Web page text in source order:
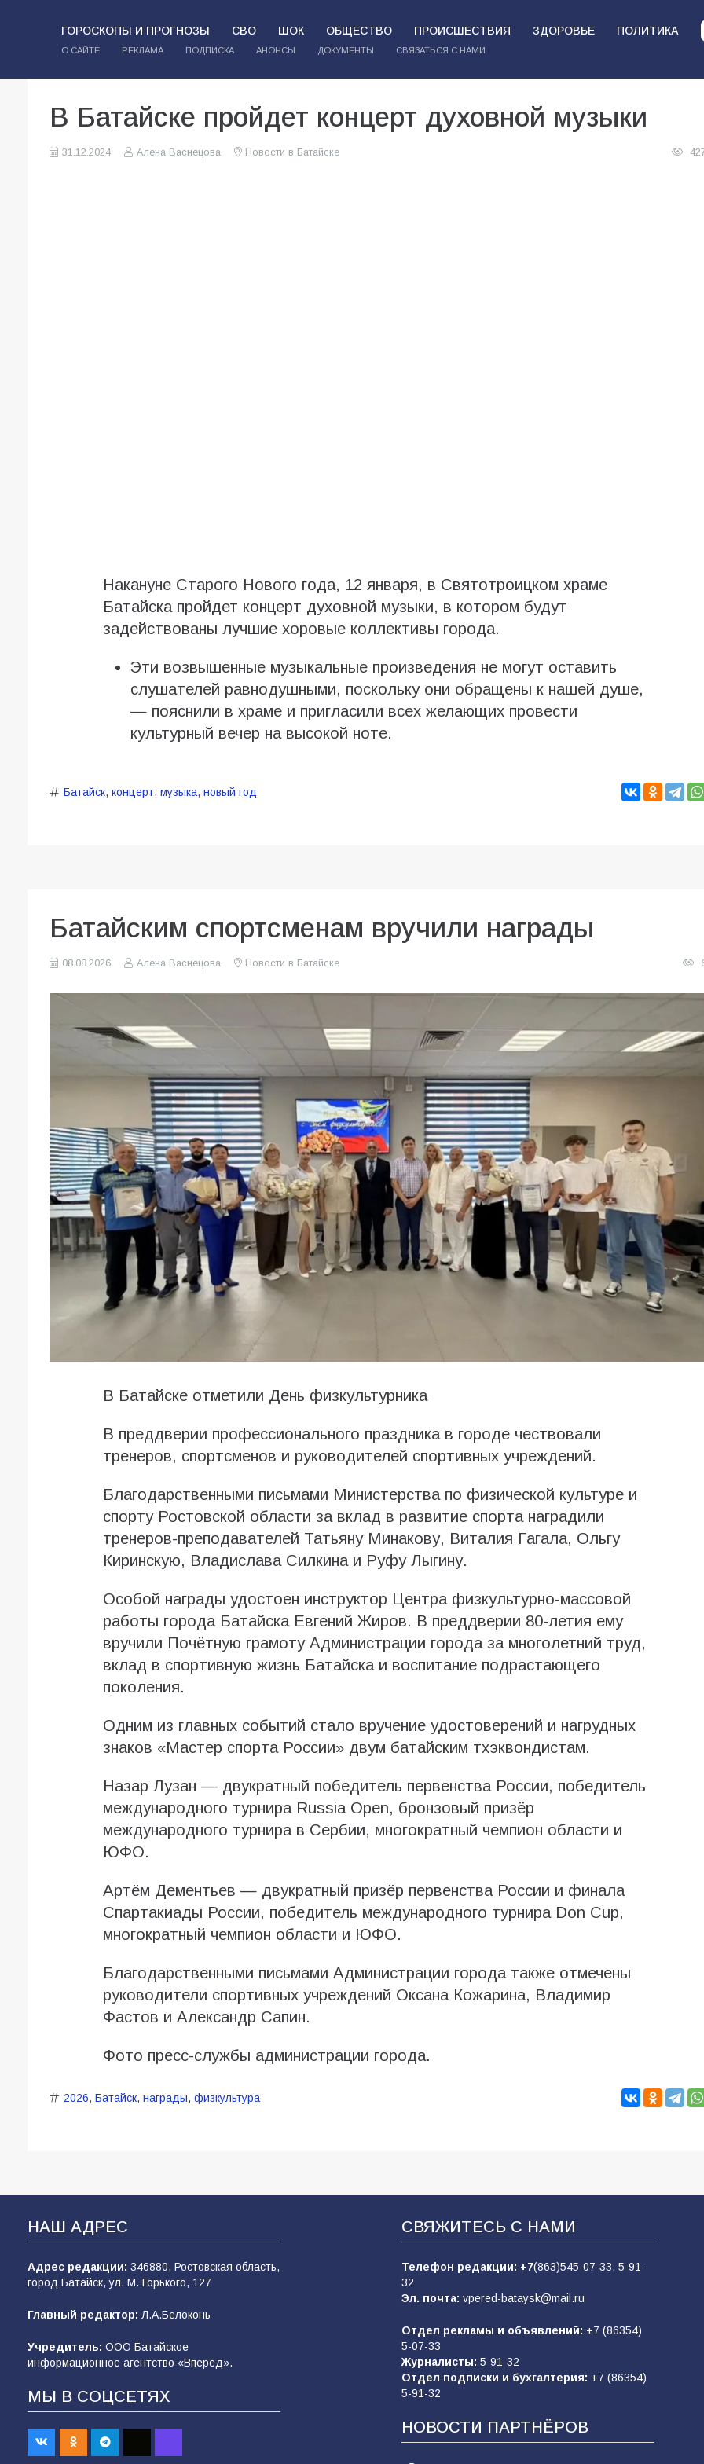
ГОРОСКОПЫ И ПРОГНОЗЫ СВО ШОК ОБЩЕСТВО ПРОИСШЕСТВИЯ ЗДОРОВЬЕ ПОЛИТИКА
О САЙТЕ РЕКЛАМА ПОДПИСКА АНОНСЫ ДОКУМЕНТЫ СВЯЗАТЬСЯ С НАМИ
В Батайске пройдет концерт духовной музыки
31.12.2024 Алена Васнецова Новости в Батайске
Накануне Старого Нового года, 12 января, в Святотроицком храме
Батайска пройдет концерт духовной музыки, в котором будут
задействованы лучшие хоровые коллективы города.
Эти возвышенные музыкальные произведения не могут оставить
слушателей равнодушными, поскольку они обращены к нашей душе,
— пояснили в храме и пригласили всех желающих провести
культурный вечер на высокой ноте.
Батайск, концерт, музыка, новый год
Батайским спортсменам вручили награды
08.08.2026 Алена Васнецова Новости в Батайске
В Батайске отметили День физкультурника
В преддверии профессионального праздника в городе чествовали
тренеров, спортсменов и руководителей спортивных учреждений.
Благодарственными письмами Министерства по физической культуре и
спорту Ростовской области за вклад в развитие спорта наградили
тренеров-преподавателей Татьяну Минакову, Виталия Гагала, Ольгу
Киринскую, Владислава Силкина и Руфу Лыгину.
Особой награды удостоен инструктор Центра физкультурно-массовой
работы города Батайска Евгений Жиров. В преддверии 80-летия ему
вручили Почётную грамоту Администрации города за многолетний труд,
вклад в спортивную жизнь Батайска и воспитание подрастающего
поколения.
Одним из главных событий стало вручение удостоверений и нагрудных
знаков «Мастер спорта России» двум батайским тхэквондистам.
Назар Лузан — двукратный победитель первенства России, победитель
международного турнира Russia Open, бронзовый призёр
международного турнира в Сербии, многократный чемпион области и
ЮФО.
Артём Дементьев — двукратный призёр первенства России и финала
Спартакиады России, победитель международного турнира Don Cup,
многократный чемпион области и ЮФО.
Благодарственными письмами Администрации города также отмечены
руководители спортивных учреждений Оксана Кожарина, Владимир
Фастов и Александр Сапин.
Фото пресс-службы администрации города.
2026, Батайск, награды, физкультура
НАШ АДРЕС
Адрес редакции: 346880, Ростовская область,
город Батайск, ул. М. Горького, 127
Главный редактор: Л.А.Белоконь
Учредитель: ООО Батайское
информационное агентство «Вперёд».
МЫ В СОЦСЕТЯХ
СВЯЖИТЕСЬ С НАМИ
Телефон редакции: +7(863)545-07-33, 5-91-
32
Эл. почта: vpered-bataysk@mail.ru
Отдел рекламы и объявлений: +7 (86354)
5-07-33
Журналисты: 5-91-32
Отдел подписки и бухгалтерия: +7 (86354)
5-91-32
НОВОСТИ ПАРТНЁРОВ